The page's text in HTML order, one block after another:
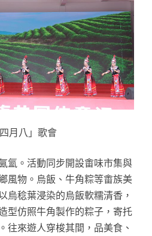
月八」歌會
氳。活動同步開設畬味市集與
風物。烏飯、牛角粽等畬族美
烏稔葉浸染的烏飯軟糯清香，
型仿照牛角製作的粽子，寄托
往來遊人穿梭其間，品美食、